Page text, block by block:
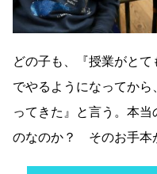
どの子も、『授業がと
でやるようになってか
ってきた』と言う。本
のなのか？ そのお手本